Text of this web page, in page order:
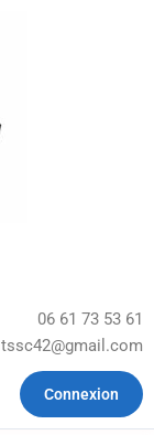
06 61 73 53 61
tssc42@gmail.com
Connexion